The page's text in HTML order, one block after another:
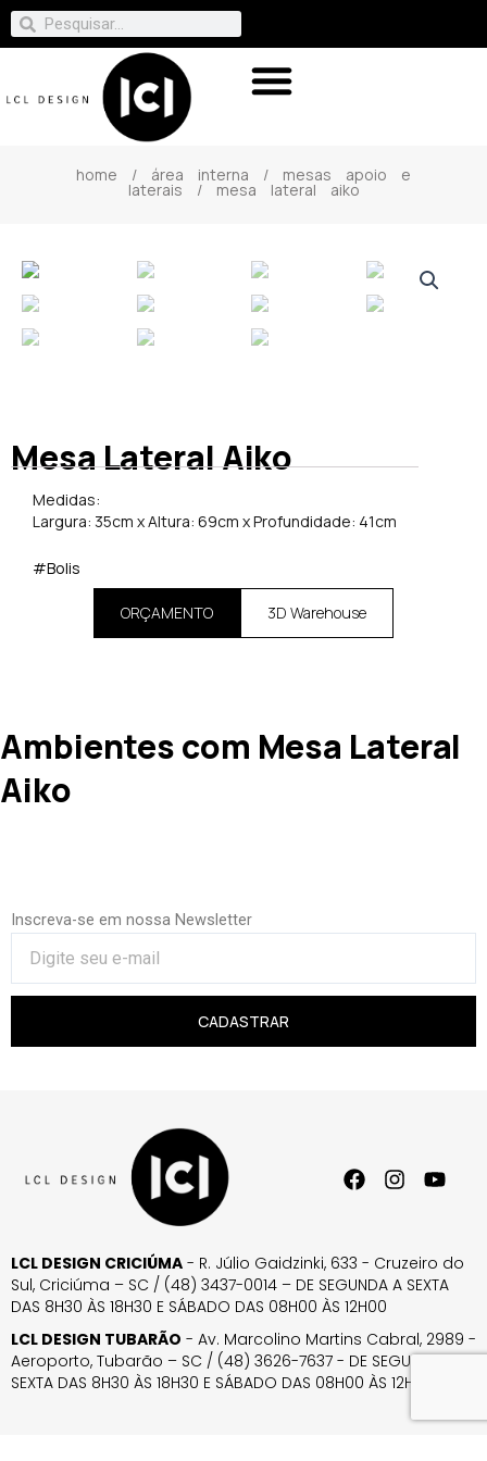
home / área interna / mesas apoio e
laterais / mesa lateral aiko
Mesa Lateral Aiko
Medidas:
Largura: 35cm x Altura: 69cm x Profundidade: 41cm
#Bolis
ORÇAMENTO 3D Warehouse
Ambientes com Mesa Lateral
Aiko
Inscreva-se em nossa Newsletter
CADASTRAR
LCL DESIGN CRICIÚMA - R. Júlio Gaidzinki, 633 - Cruzeiro do
Sul, Criciúma – SC / (48) 3437-0014 – DE SEGUNDA A SEXTA
DAS 8H30 ÀS 18H30 E SÁBADO DAS 08H00 ÀS 12H00
LCL DESIGN TUBARÃO - Av. Marcolino Martins Cabral, 2989 -
Aeroporto, Tubarão – SC / (48) 3626-7637 - DE SEGUNDA A
SEXTA DAS 8H30 ÀS 18H30 E SÁBADO DAS 08H00 ÀS 12H00